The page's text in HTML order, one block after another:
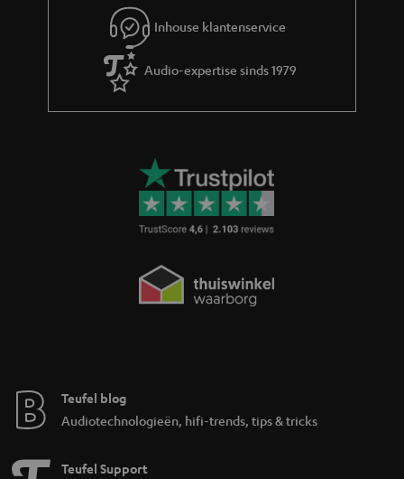
Inhouse klantenservice
Audio-expertise sinds 1979
Teufel blog
Audiotechnologieën, hifi-trends, tips & tricks
Teufel Support